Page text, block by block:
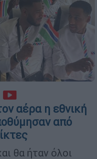
αέρα η εθνική
από
θα ήταν όλοι